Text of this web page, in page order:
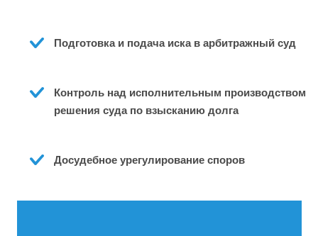
Подготовка и подача иска в арбитражный суд
Контроль над исполнительным производством
решения суда по взысканию долга
Досудебное урегулирование споров